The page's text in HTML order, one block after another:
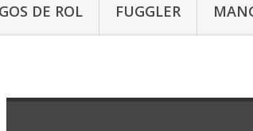
DE ROL FUGGLER